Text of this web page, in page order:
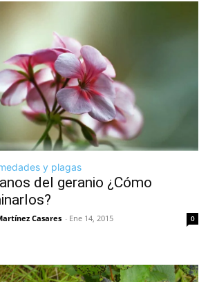
y plagas
del geranio ¿Cómo
Casares - Ene 14, 2015 0